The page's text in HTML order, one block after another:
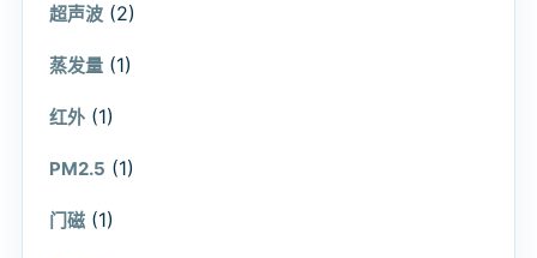
超声波 (2)
蒸发量 (1)
红外 (1)
PM2.5 (1)
门磁 (1)